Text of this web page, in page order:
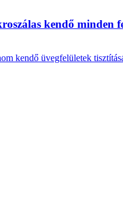
kendő minden